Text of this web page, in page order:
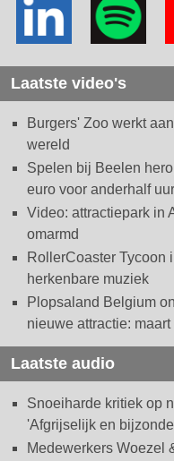
Laatste video's
Burgers' Zoo werkt
wereld
Spelen bij Beelen
euro voor anderhalf
Video: attractiepark in
omarmd
RollerCoaster Tycoon
herkenbare muziek
Plopsaland Belgium
nieuwe attractie: maart
Laatste audio
Snoeiharde kritiek op
'Afgrijselijk en
Medewerkers Woezel